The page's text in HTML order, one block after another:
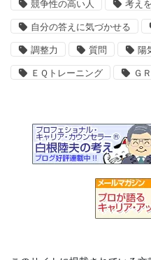
競争性の高い人 考え
自分の答えに気づかせる
調整力 質問 陽
ＥＱトレーニング Ｇ